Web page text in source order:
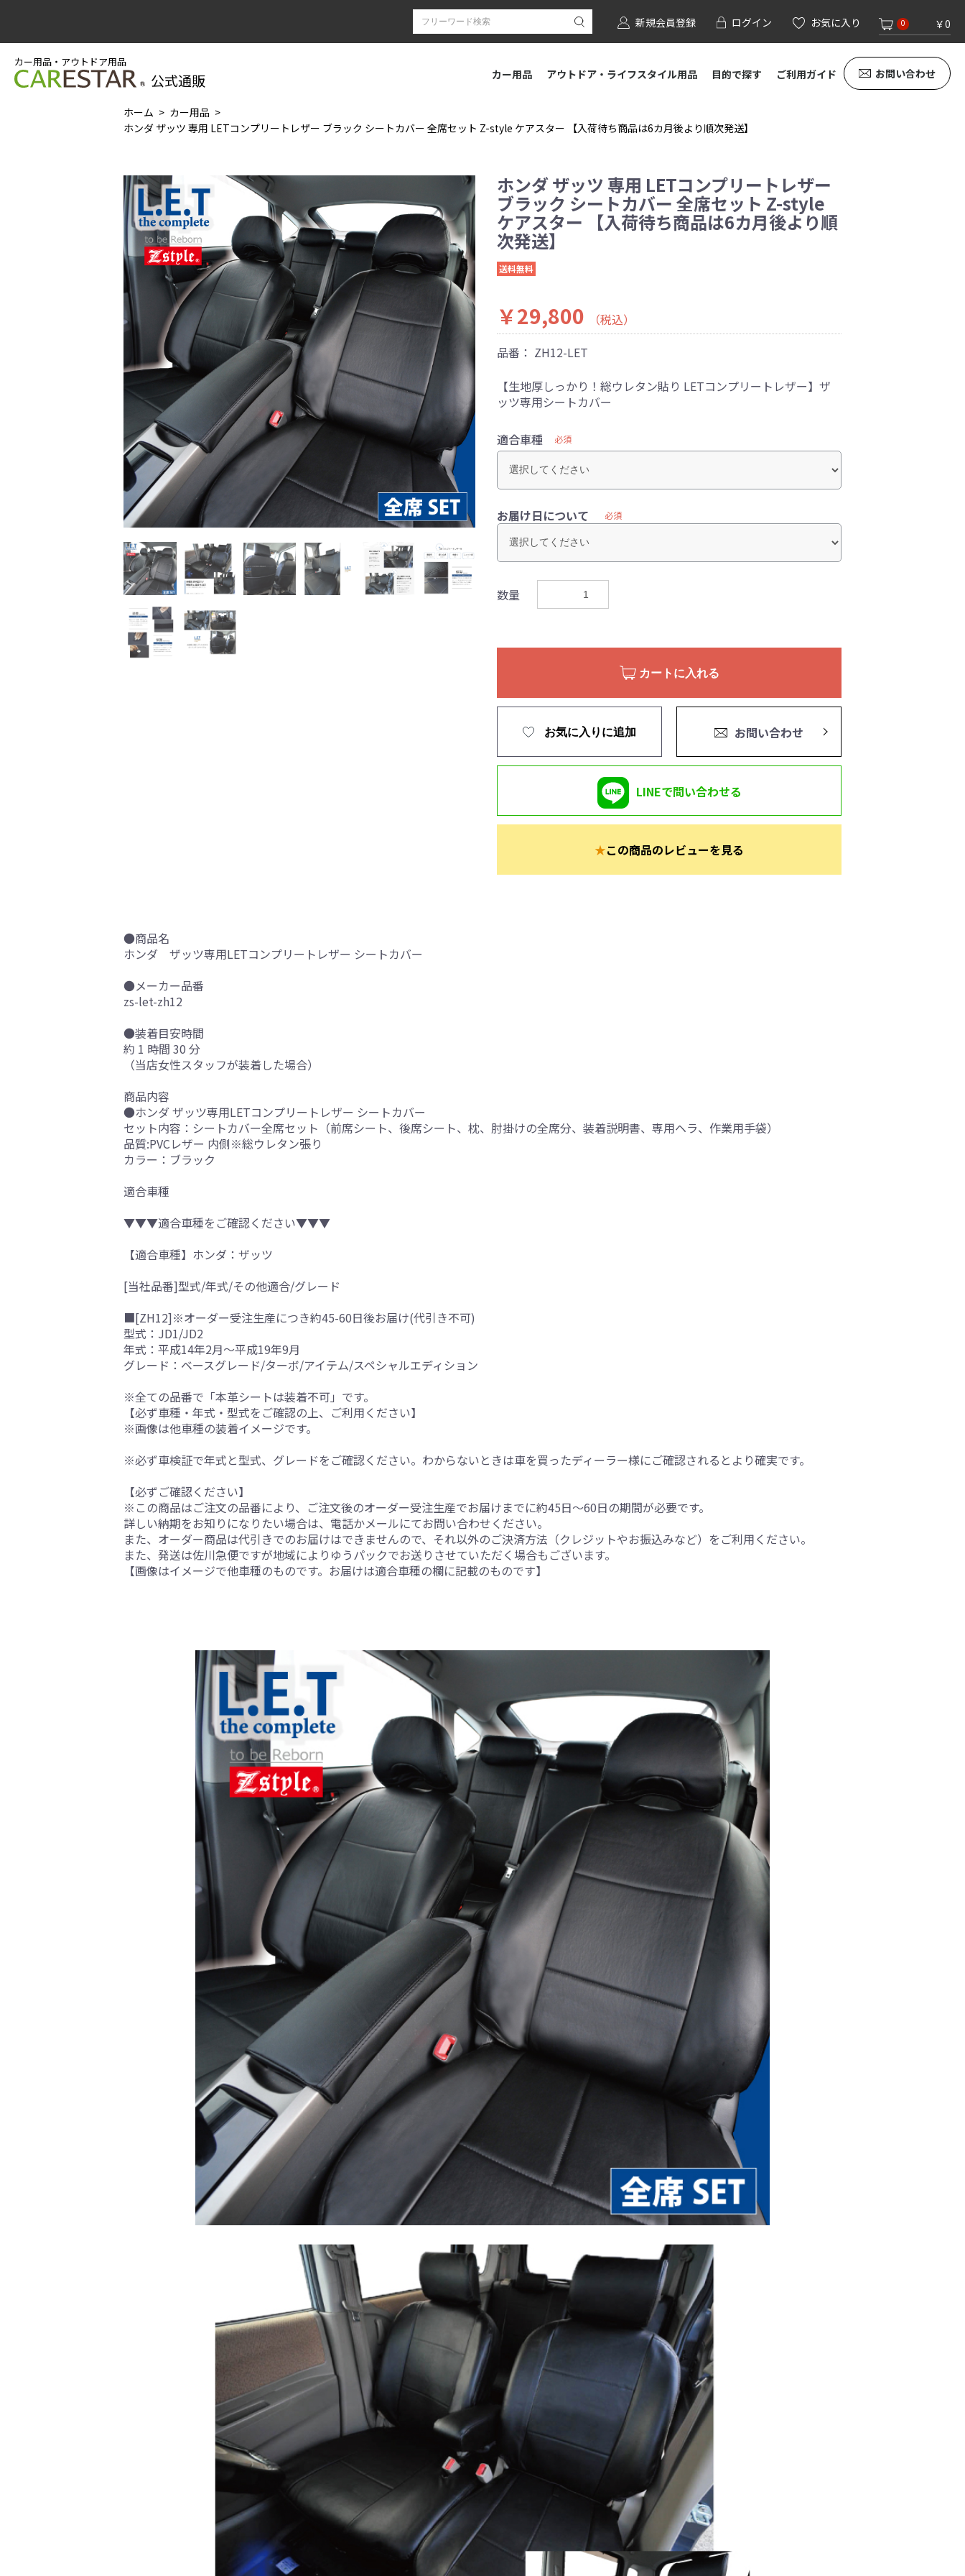
新規会員登録 ログイン お気に入り 0 ￥0
カー用品・アウトドア用品
公式通販 カー用品 アウトドア・ライフスタイル用品 目的で探す ご利用ガイド お問い合わせ
ホーム
カー用品
ホンダ ザッツ 専用 LETコンプリートレザー ブラック シートカバー 全席セット Z-style ケアスター 【入荷待ち商品は6カ月後より順次発送】
ホンダ ザッツ 専用 LETコンプリートレザー
ブラック シートカバー 全席セット Z-style
ケアスター 【入荷待ち商品は6カ月後より順
次発送】
送料無料
￥29,800
（税込）
品番： ZH12-LET
【生地厚しっかり！総ウレタン貼り LETコンプリートレザー】ザ
ッツ専用シートカバー
適合車種 必須
お届け日について 必須
数量
カートに入れる
お気に入りに追加 お問い合わせ
LINEで問い合わせる
★この商品のレビューを見る
●商品名
ホンダ ザッツ専用LETコンプリートレザー シートカバー
●メーカー品番
zs-let-zh12
●装着目安時間
約 1 時間 30 分
（当店女性スタッフが装着した場合）
商品内容
●ホンダ ザッツ専用LETコンプリートレザー シートカバー
セット内容：シートカバー全席セット（前席シート、後席シート、枕、肘掛けの全席分、装着説明書、専用ヘラ、作業用手袋）
品質:PVCレザー 内側※総ウレタン張り
カラー：ブラック
適合車種
▼▼▼適合車種をご確認ください▼▼▼
【適合車種】ホンダ：ザッツ
[当社品番]型式/年式/その他適合/グレード
■[ZH12]※オーダー受注生産につき約45-60日後お届け(代引き不可)
型式：JD1/JD2
年式：平成14年2月～平成19年9月
グレード：ベースグレード/ターボ/アイテム/スペシャルエディション
※全ての品番で「本革シートは装着不可」です。
【必ず車種・年式・型式をご確認の上、ご利用ください】
※画像は他車種の装着イメージです。
※必ず車検証で年式と型式、グレードをご確認ください。わからないときは車を買ったディーラー様にご確認されるとより確実です。
【必ずご確認ください】
※この商品はご注文の品番により、ご注文後のオーダー受注生産でお届けまでに約45日～60日の期間が必要です。
詳しい納期をお知りになりたい場合は、電話かメールにてお問い合わせください。
また、オーダー商品は代引きでのお届けはできませんので、それ以外のご決済方法（クレジットやお振込みなど）をご利用ください。
また、発送は佐川急便ですが地域によりゆうパックでお送りさせていただく場合もございます。
【画像はイメージで他車種のものです。お届けは適合車種の欄に記載のものです】